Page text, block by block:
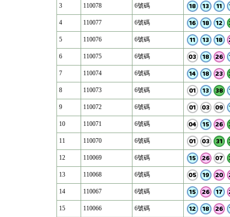
3 110078 6號碼
4 110077 6號碼
5 110076 6號碼
6 110075 6號碼
7 110074 6號碼
8 110073 6號碼
9 110072 6號碼
10 110071 6號碼
11 110070 6號碼
12 110069 6號碼
13 110068 6號碼
14 110067 6號碼
15 110066 6號碼